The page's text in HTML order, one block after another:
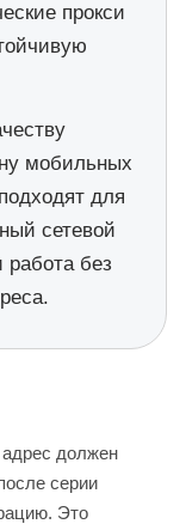
прокси
мобильных
для
сетевой
работа без
адрес должен
серии
Это